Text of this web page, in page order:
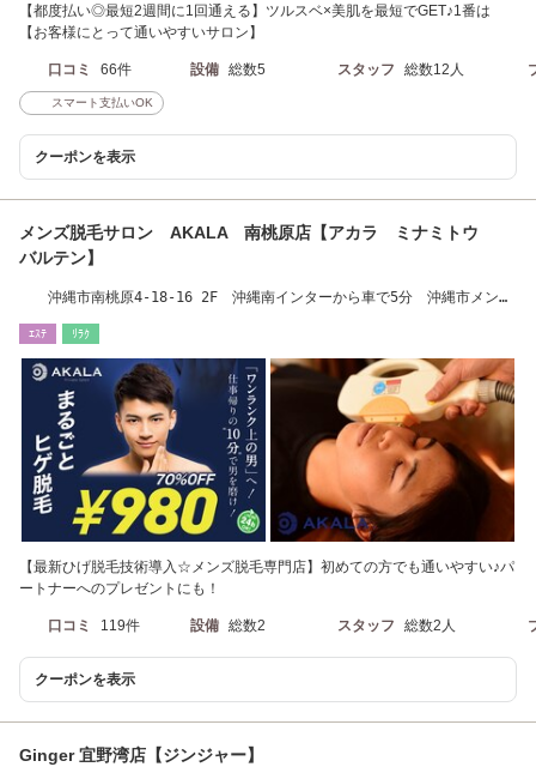
【都度払い◎最短2週間に1回通える】ツルスベ×美肌を最短でGET♪1番は
【お客様にとって通いやすいサロン】
口コミ 66件 設備 総数5 スタッフ 総数12人
スマート支払いOK
クーポンを表示
メンズ脱毛サロン AKALA 南桃原店【アカラ ミナミトウ
バルテン】
沖縄市南桃原4-18-16 2F 沖縄南インターから車で5分 沖縄市メンズ
ｴｽﾃ ﾘﾗｸ
【最新ひげ脱毛技術導入☆メンズ脱毛専門店】初めての方でも通いやすい♪パ
ートナーへのプレゼントにも！
口コミ 119件 設備 総数2 スタッフ 総数2人
クーポンを表示
Ginger 宜野湾店【ジンジャー】